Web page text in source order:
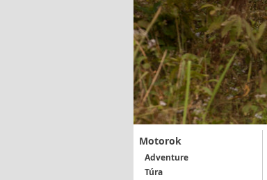
Motorok
Adventure
Túra